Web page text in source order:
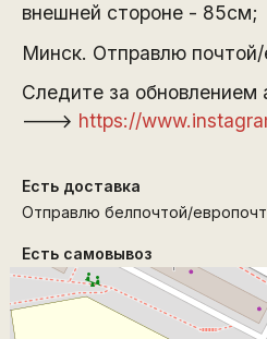
внешней стороне - 85см;
Минск. Отправлю почтой/
Следите за
---> https://
Есть доставка
Отправлю белпочтой/
Есть самовывоз